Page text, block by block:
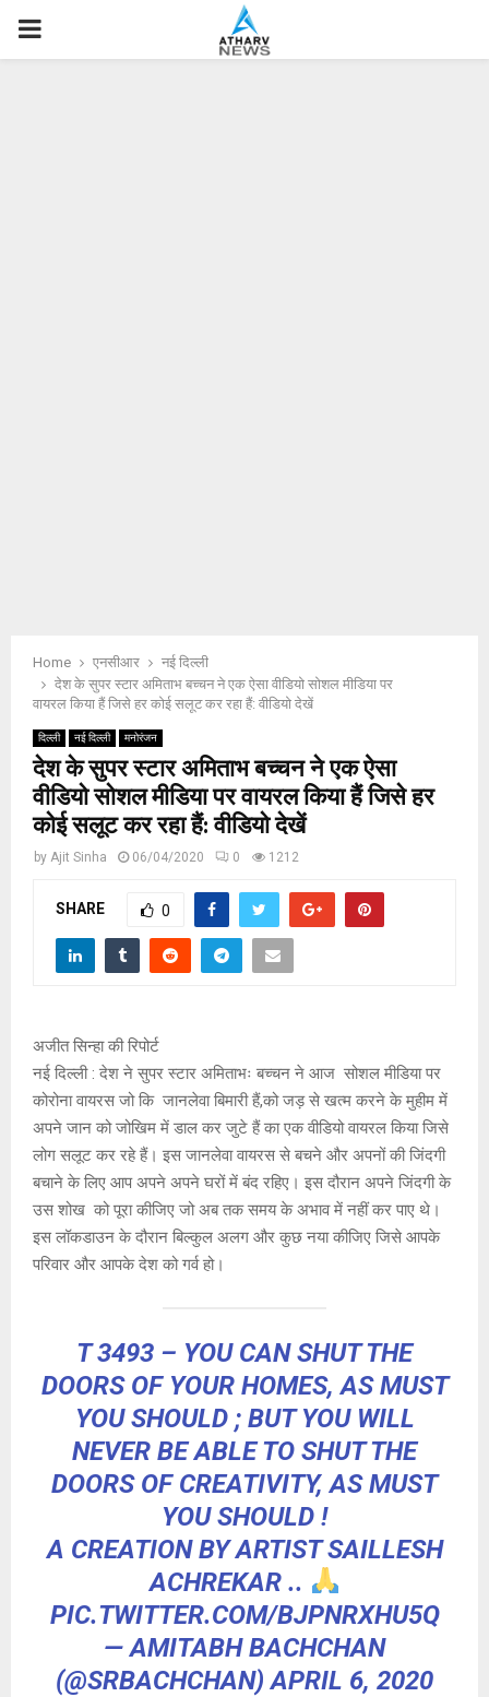
P
Home एनसीआर
नई दिल्ली
देश के सुपर स्टार अमिताभ बच्चन ने एक ऐसा वीडियो सोशल मीडिया पर
वायरल किया हैं जिसे हर कोई सलूट कर रहा हैं: वीडियो देखें
दिल्ली नई दिल्ली मनोरंजन
देश के सुपर स्टार अमिताभ बच्चन ने एक ऐसा
वीडियो सोशल मीडिया पर वायरल किया हैं जिसे हर
कोई सलूट कर रहा हैं: वीडियो देखें
by Ajit Sinha 06/04/2020 0 1212
SHARE 0
अजीत सिन्हा की रिपोर्ट
नई दिल्ली : देश ने सुपर स्टार अमिताभः बच्चन ने आज सोशल मीडिया पर
कोरोना वायरस जो कि जानलेवा बिमारी हैं,को जड़ से खत्म करने के मुहीम में
अपने जान को जोखिम में डाल कर जुटे हैं का एक वीडियो वायरल किया जिसे
लोग सलूट कर रहे हैं। इस जानलेवा वायरस से बचने और अपनों की जिंदगी
बचाने के लिए आप अपने अपने घरों में बंद रहिए। इस दौरान अपने जिंदगी के
उस शोख को पूरा कीजिए जो अब तक समय के अभाव में नहीं कर पाए थे।
इस लॉकडाउन के दौरान बिल्कुल अलग और कुछ नया कीजिए जिसे आपके
परिवार और आपके देश को गर्व हो।
T 3493 – YOU CAN SHUT THE
DOORS OF YOUR HOMES, AS MUST
YOU SHOULD ; BUT YOU WILL
NEVER BE ABLE TO SHUT THE
DOORS OF CREATIVITY, AS MUST
YOU SHOULD !
A CREATION BY ARTIST SAILLESH
ACHREKAR ..
PIC.TWITTER.COM/BJPNRXHU5Q
— AMITABH BACHCHAN
(@SRBACHCHAN)APRIL 6, 2020